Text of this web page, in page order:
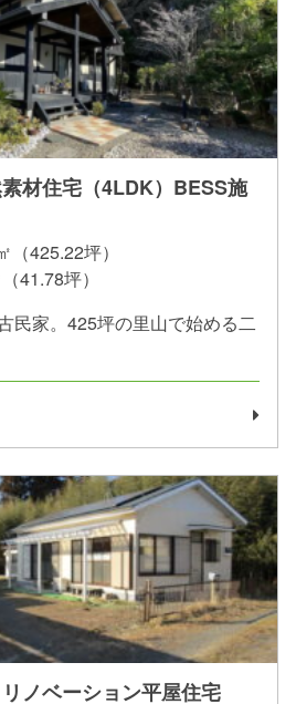
材住宅（4LDK）BESS施
（425.22坪）
41.78坪）
民家。425坪の里山で始める二
ノベーション平屋住宅